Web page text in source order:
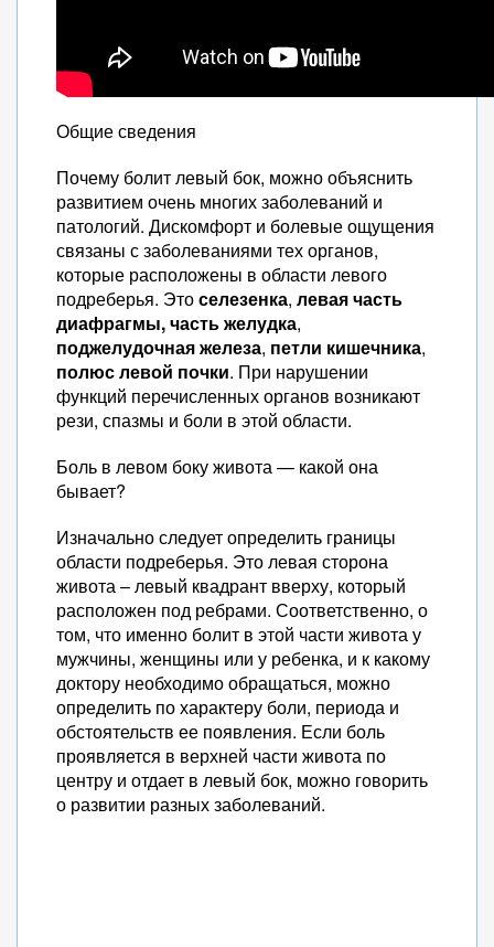
Общие сведения
Почему болит левый бок, можно объяснить
развитием очень многих заболеваний и
патологий. Дискомфорт и болевые ощущения
связаны с заболеваниями тех органов,
которые расположены в области левого
подреберья. Этоселезенка, левая часть
диафрагмы,часть желудка,
поджелудочная железа, петли кишечника,
полюс левой почки. При нарушении
функций перечисленных органов возникают
рези, спазмы и боли в этой области.
Боль в левом боку живота — какой она
бывает?
Изначально следует определить границы
области подреберья. Это левая сторона
живота – левый квадрант вверху, который
расположен под ребрами. Соответственно, о
том, что именно болит в этой части живота у
мужчины, женщины или у ребенка, и к какому
доктору необходимо обращаться, можно
определить по характеру боли, периода и
обстоятельств ее появления. Если боль
проявляется в верхней части живота по
центру и отдает в левый бок, можно говорить
о развитии разных заболеваний.